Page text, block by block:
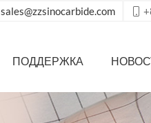
sales@zzsinocarbide.com
ПОДДЕРЖКА